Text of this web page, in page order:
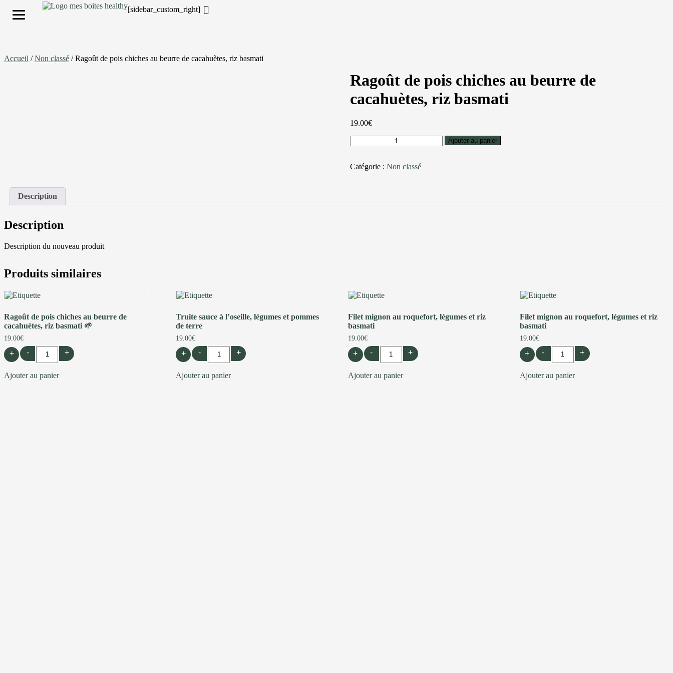
[sidebar_custom_right]
Accueil /Non classé / Ragoût de pois chiches au beurre de cacahuètes, riz basmati
Ragoût de pois chiches au beurre de
cacahuètes, riz basmati
19.00€
Ajouter au panier
Catégorie : Non classé
Description
Description
Description du nouveau produit
Produits similaires
Ragoût de pois chiches au beurre de
cacahuètes, riz basmati 🌱
19.00€
+ - +
Ajouter au panier
Truite sauce à l’oseille, légumes et pommes
de terre
19.00€
+ - +
Ajouter au panier
Filet mignon au roquefort, légumes et riz
basmati
19.00€
+ - +
Ajouter au panier
Filet mignon au roquefort, légumes et riz
basmati
19.00€
+ - +
Ajouter au panier